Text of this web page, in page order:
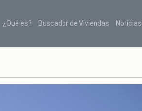
¿Qué es? Buscador de Viviendas Noticias